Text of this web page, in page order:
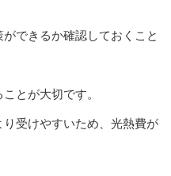
できるか確認しておくこと
とが大切です。
受けやすいため、光熱費が